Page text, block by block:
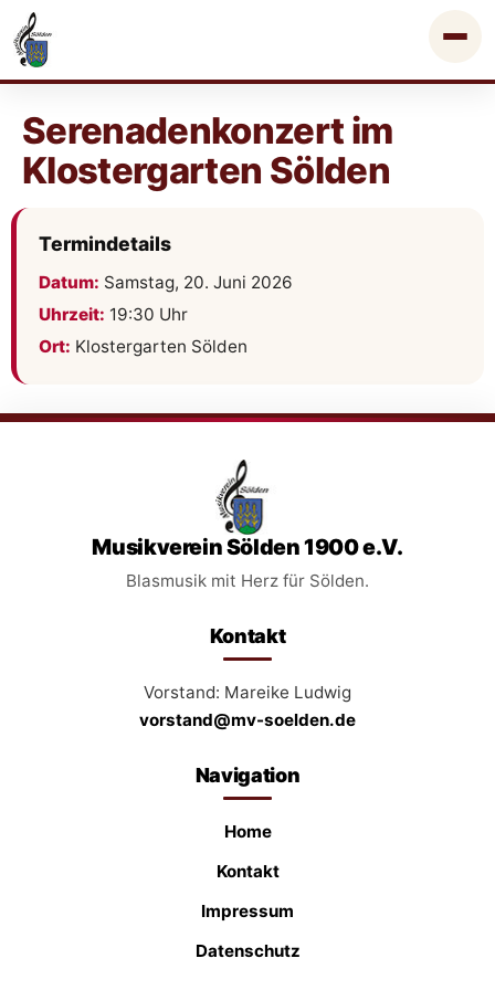
Serenadenkonzert im
Klostergarten Sölden
Termindetails
Datum: Samstag, 20. Juni 2026
Uhrzeit: 19:30 Uhr
Ort: Klostergarten Sölden
Musikverein Sölden 1900 e.V.
Blasmusik mit Herz für Sölden.
Kontakt
Vorstand: Mareike Ludwig
vorstand@mv-soelden.de
Navigation
Home
Kontakt
Impressum
Datenschutz